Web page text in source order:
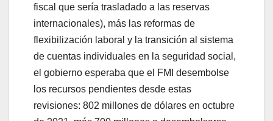
fiscal que sería trasladado a las reservas
internacionales), más las reformas de
flexibilización laboral y la transición al sistema
de cuentas individuales en la seguridad social,
el gobierno esperaba que el FMI desembolse
los recursos pendientes desde estas
revisiones: 802 millones de dólares en octubre